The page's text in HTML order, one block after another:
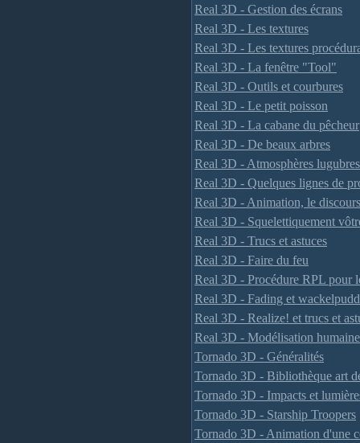
Real 3D - Gestion des écrans
Real 3D - Les textures
Real 3D - Les textures
Real 3D - La fenêtre "Tool"
Real 3D - Outils et courbures
Real 3D - Le petit poisson
Real 3D - La cabane du pêcheur
Real 3D - De beaux arbres
Real 3D - Atmosphères lugubres
Real 3D - Quelques lignes de
Real 3D - Animation, le
Real 3D - Squelettiquement
Real 3D - Trucs et astuces
Real 3D - Faire du feu
Real 3D - Procédure RPL pour
Real 3D - Fading et
Real 3D - Realize! et trucs et
Real 3D - Modélisation humaine
Tornado 3D - Généralités
Tornado 3D - Bibliothèque art
Tornado 3D - Impacts et
Tornado 3D - Starship Troopers
Tornado 3D - Animation d'une